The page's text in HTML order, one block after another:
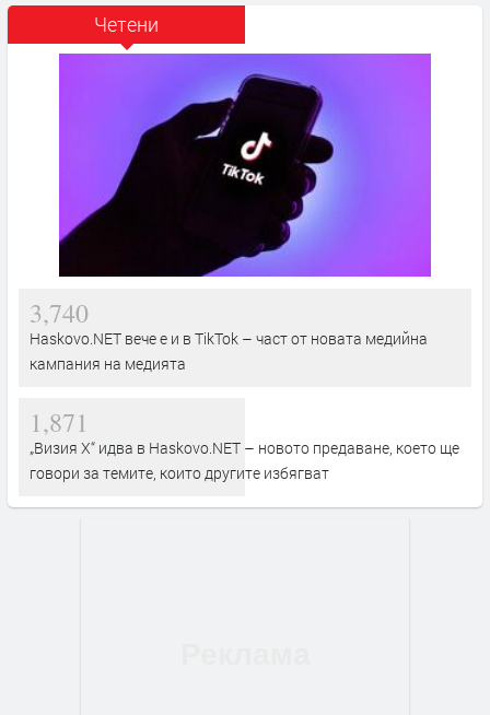
Четени
3,740
Haskovo.NET вече е и в TikTok – част от новата медийна
кампания на медията
1,871
„Визия Х“ идва в Haskovo.NET – новото предаване, което ще
говори за темите, които другите избягват